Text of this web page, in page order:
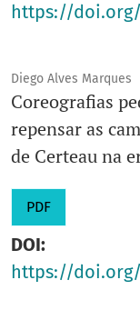
https://doi.org/
Diego Alves Marques
Coreografias
repensar as
de Certeau na
PDF
DOI:
https://doi.org/